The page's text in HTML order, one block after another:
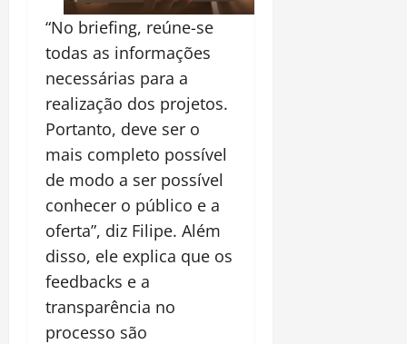
“No briefing, reúne-se
todas as informações
necessárias para a
realização dos projetos.
Portanto, deve ser o
mais completo possível
de modo a ser possível
conhecer o público e a
oferta”, diz Filipe. Além
disso, ele explica que os
feedbacks e a
transparência no
processo são